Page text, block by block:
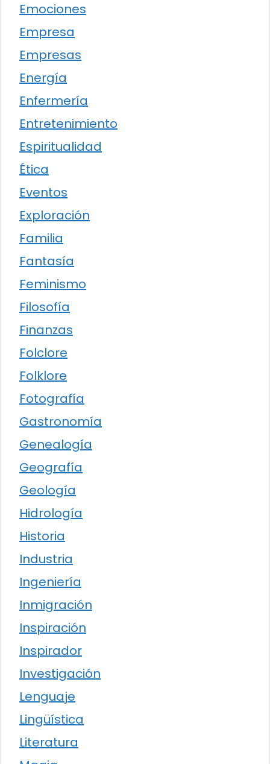
Emociones
Empresa
Empresas
Energía
Enfermería
Entretenimiento
Espiritualidad
Ética
Eventos
Exploración
Familia
Fantasía
Feminismo
Filosofía
Finanzas
Folclore
Folklore
Fotografía
Gastronomía
Genealogía
Geografía
Geología
Hidrología
Historia
Industria
Ingeniería
Inmigración
Inspiración
Inspirador
Investigación
Lenguaje
Lingüística
Literatura